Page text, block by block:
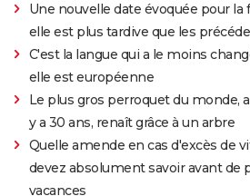
Une nouvelle date évoquée pour la
elle est plus tardive que les
C'est la langue qui a le moins
elle est européenne
Le plus gros perroquet du monde,
y a 30 ans, renaît grâce à un arbre
Quelle amende en cas d'excès de
devez absolument savoir avant de
vacances